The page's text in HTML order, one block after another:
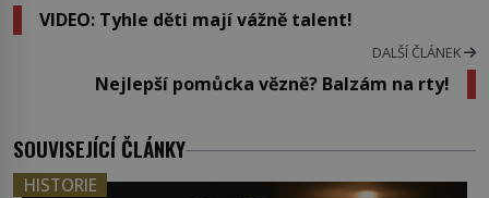
VIDEO: Tyhle děti mají vážně talent!
DALŠÍ ČLÁNEK
Nejlepší pomůcka vězně? Balzám na rty!
SOUVISEJÍCÍ ČLÁNKY
HISTORIE